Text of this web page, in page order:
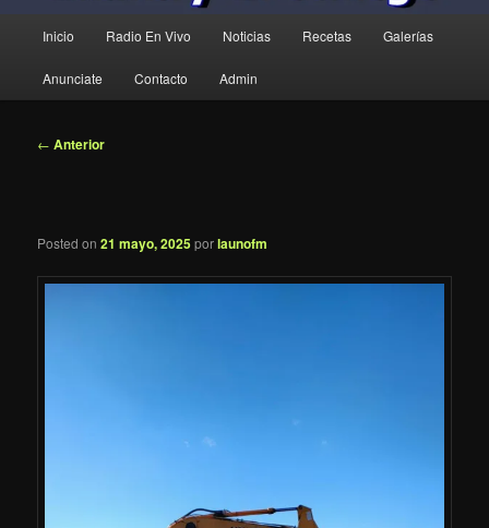
principal
Inicio Radio En Vivo Noticias Recetas Galerías
Anunciate Contacto Admin
Navegación
← Anterior
Posted on21 mayo, 2025porlaunofm